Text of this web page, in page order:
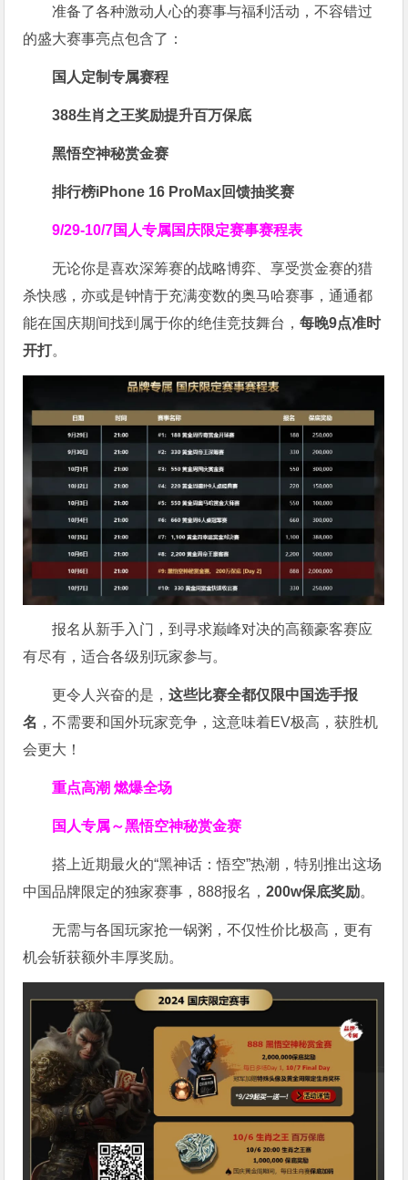
准备了各种激动人心的赛事与福利活动，不容错过
的盛大赛事亮点包含了：
国人定制专属赛程
388生肖之王奖励提升百万保底
黑悟空神秘赏金赛
排行榜iPhone 16 ProMax回馈抽奖赛
9/29-10/7国人专属国庆限定赛事赛程表
无论你是喜欢深筹赛的战略博弈、享受赏金赛的猎
杀快感，亦或是钟情于充满变数的奥马哈赛事，通通都
能在国庆期间找到属于你的绝佳竞技舞台，每晚9点准时
开打。
报名从新手入门，到寻求巅峰对决的高额豪客赛应
有尽有，适合各级别玩家参与。
更令人兴奋的是，这些比赛全都仅限中国选手报
名 ，不需要和国外玩家竞争，这意味着EV极高，获胜机
会更大！
重点高潮 燃爆全场
国人专属～黑悟空神秘赏金赛
搭上近期最火的“黑神话：悟空”热潮，特别推出这场
中国品牌限定的独家赛事，888报名，200w保底奖励。
无需与各国玩家抢一锅粥，不仅性价比极高，更有
机会斩获额外丰厚奖励。